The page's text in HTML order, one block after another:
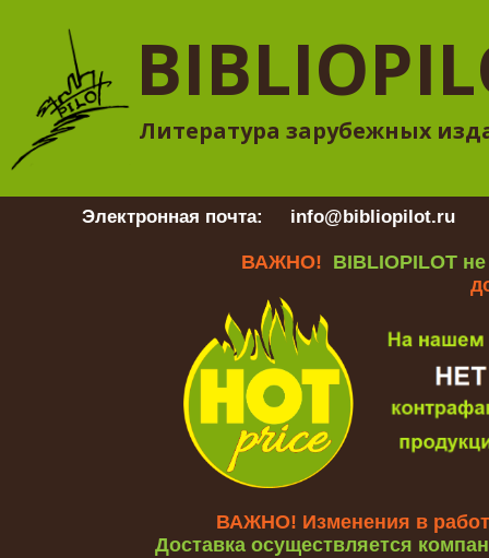
Литература зарубежных
Электронная почта: info@bibliopilot.ru
ВАЖНО! BIBLIOPILOT
ВАЖНО! Изменения в
Доставка осуществляется